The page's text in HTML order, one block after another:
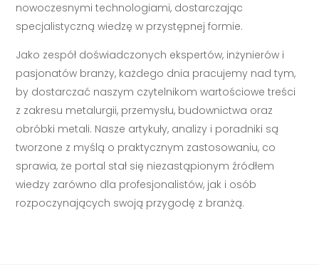
nowoczesnymi technologiami, dostarczając
specjalistyczną wiedzę w przystępnej formie.
Jako zespół doświadczonych ekspertów, inżynierów i
pasjonatów branży, każdego dnia pracujemy nad tym,
by dostarczać naszym czytelnikom wartościowe treści
z zakresu metalurgii, przemysłu, budownictwa oraz
obróbki metali. Nasze artykuły, analizy i poradniki są
tworzone z myślą o praktycznym zastosowaniu, co
sprawia, że portal stał się niezastąpionym źródłem
wiedzy zarówno dla profesjonalistów, jak i osób
rozpoczynających swoją przygodę z branżą.